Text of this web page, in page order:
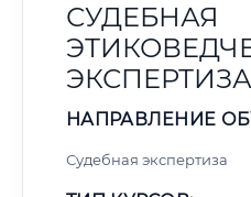
СУДЕБНАЯ
ЭКСПЕРТИЗА
НАПРАВЛЕНИЕ
Судебная экспертиза